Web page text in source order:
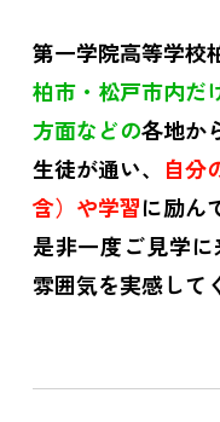
第一学院高等学校
柏市・松戸市内だ
方面などの各地か
生徒が通い、 自分
含）や学習に励ん
是非一度ご見学
雰囲気を実感して